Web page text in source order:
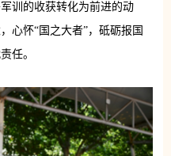
训的收获转化为前进的动
心怀“国之大者”，砥砺报国
任。